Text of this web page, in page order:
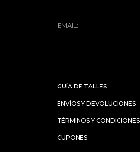
GUÍA DE TALLES
ENVÍOS Y DEVOLUCIONES
TÉRMINOS Y CONDICIONES
CUPONES